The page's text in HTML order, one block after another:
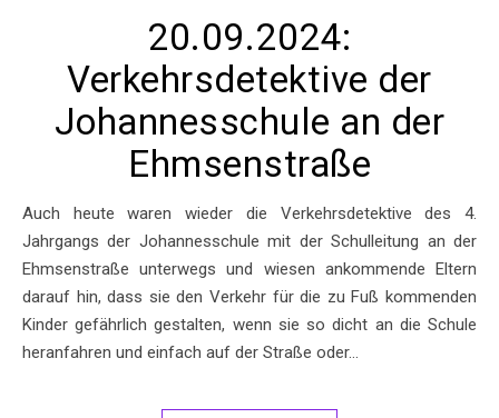
20.09.2024:
Verkehrsdetektive der
Johannesschule an der
Ehmsenstraße
Auch heute waren wieder die Verkehrsdetektive des 4.
Jahrgangs der Johannesschule mit der Schulleitung an der
Ehmsenstraße unterwegs und wiesen ankommende Eltern
darauf hin, dass sie den Verkehr für die zu Fuß kommenden
Kinder gefährlich gestalten, wenn sie so dicht an die Schule
heranfahren und einfach auf der Straße oder…